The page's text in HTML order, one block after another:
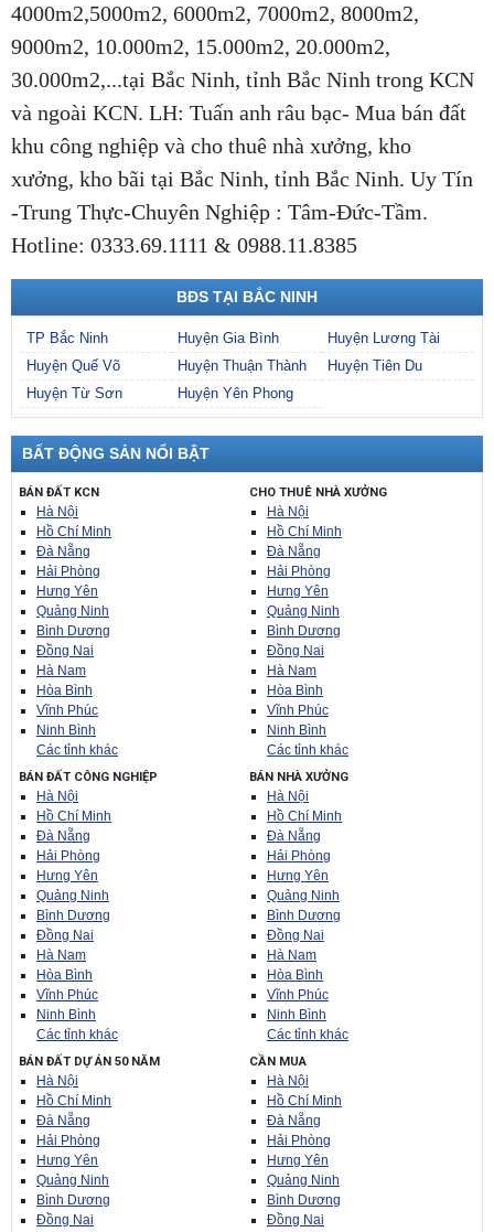
4000m2,5000m2, 6000m2, 7000m2, 8000m2,
9000m2, 10.000m2, 15.000m2, 20.000m2,
30.000m2,...tại Bắc Ninh, tỉnh Bắc Ninh trong KCN
và ngoài KCN. LH: Tuấn anh râu bạc- Mua bán đất
khu công nghiệp và cho thuê nhà xưởng, kho
xưởng, kho bãi tại Bắc Ninh, tỉnh Bắc Ninh. Uy Tín
-Trung Thực-Chuyên Nghiệp : Tâm-Đức-Tầm.
Hotline: 0333.69.1111 & 0988.11.8385
BĐS TẠI BẮC NINH
TP Bắc Ninh Huyện Gia Bình
Huyện Lương Tài
Huyện Quế Võ
Huyện Thuận Thành
Huyện Tiên Du
Huyện Từ Sơn
Huyện Yên Phong
BẤT ĐỘNG SẢN NỔI BẬT
BÁN ĐẤT KCN
Hà Nội
Hồ Chí Minh
Đà Nẵng
Hải Phòng
Hưng Yên
Quảng Ninh
Bình Dương
Đồng Nai
Hà Nam
Hòa Bình
Vĩnh Phúc
Ninh Bình
Các tỉnh khác
CHO THUÊ NHÀ XƯỞNG
Hà Nội
Hồ Chí Minh
Đà Nẵng
Hải Phòng
Hưng Yên
Quảng Ninh
Bình Dương
Đồng Nai
Hà Nam
Hòa Bình
Vĩnh Phúc
Ninh Bình
Các tỉnh khác
BÁN ĐẤT CÔNG NGHIỆP
Hà Nội
Hồ Chí Minh
Đà Nẵng
Hải Phòng
Hưng Yên
Quảng Ninh
Bình Dương
Đồng Nai
Hà Nam
Hòa Bình
Vĩnh Phúc
Ninh Bình
Các tỉnh khác
BÁN NHÀ XƯỞNG
Hà Nội
Hồ Chí Minh
Đà Nẵng
Hải Phòng
Hưng Yên
Quảng Ninh
Bình Dương
Đồng Nai
Hà Nam
Hòa Bình
Vĩnh Phúc
Ninh Bình
Các tỉnh khác
BÁN ĐẤT DỰ ÁN 50 NĂM
Hà Nội
Hồ Chí Minh
Đà Nẵng
Hải Phòng
Hưng Yên
Quảng Ninh
Bình Dương
Đồng Nai
CẦN MUA
Hà Nội
Hồ Chí Minh
Đà Nẵng
Hải Phòng
Hưng Yên
Quảng Ninh
Bình Dương
Đồng Nai